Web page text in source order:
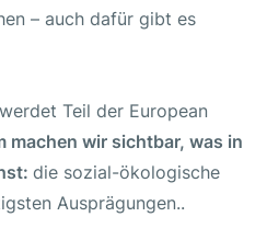
– auch dafür gibt es
Teil der European
machen wir sichtbar, was in
die sozial-ökologische
Ausprägungen..